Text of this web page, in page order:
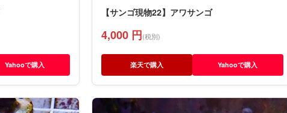
Yahooで購入
【サンゴ現物22】アワサンゴ
4,000 円(税別)
楽天で購入 Yahooで購入